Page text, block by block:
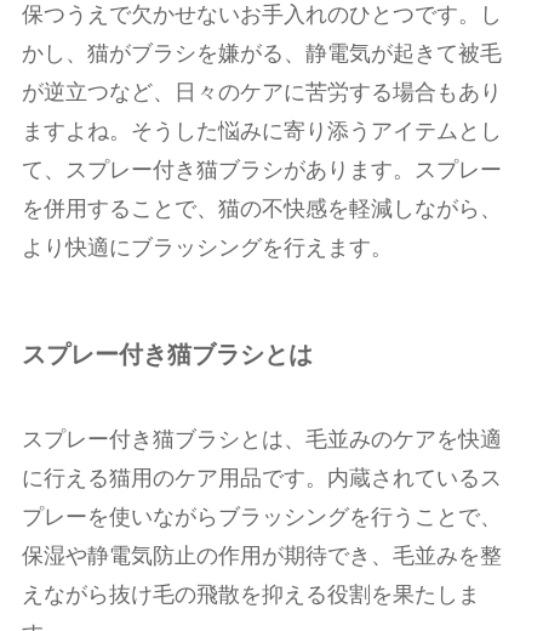
保つうえで欠かせないお手入れのひとつです。し
かし、猫がブラシを嫌がる、静電気が起きて被毛
が逆立つなど、日々のケアに苦労する場合もあり
ますよね。そうした悩みに寄り添うアイテムとし
て、スプレー付き猫ブラシがあります。スプレー
を併用することで、猫の不快感を軽減しながら、
より快適にブラッシングを行えます。
スプレー付き猫ブラシとは
スプレー付き猫ブラシとは、毛並みのケアを快適
に行える猫用のケア用品です。内蔵されているス
プレーを使いながらブラッシングを行うことで、
保湿や静電気防止の作用が期待でき、毛並みを整
えながら抜け毛の飛散を抑える役割を果たしま